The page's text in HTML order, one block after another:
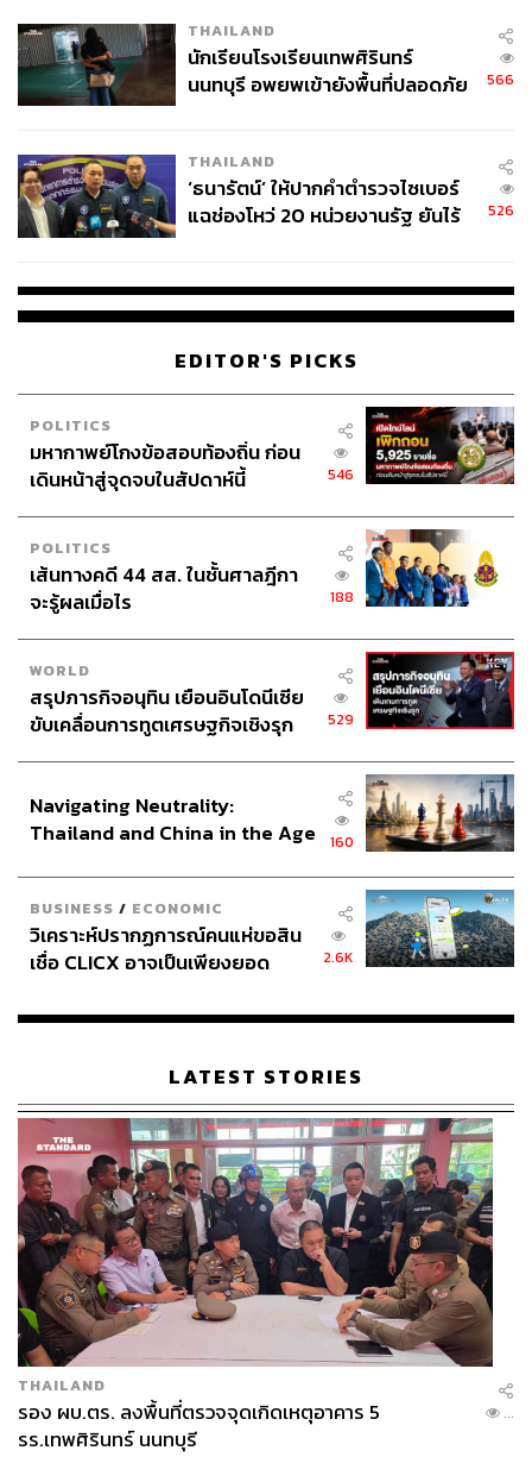
โดยตรง
โดยหากมีความจำเป็นต้องเปิดตลาดในบางส่วน มองว่า
ช่วยเหลือกลุ่มเกษตรกรและผู้ประกอบการปศุสัตว์ที่ได้รับผลก
ระทบจากการแข่งขันที่เพิ่มขึ้น การเยียวยาอาจอยู่ในรูปของ
การสนับสนุนให้ปรับตัว เพิ่มขีดความสามารถในการแข่งขัน
หรือเปลี่ยนไปผลิตสินค้าอื่นที่ตลาดมีความต้องการ การ
อาจมีบางส่วนที่ต้องยอมเสียไป เพื่อให้ภาพรวมเศรษฐกิจเดิน
หน้าได้ และเมื่อเศรษฐกิจโดยรวมเติบโต ก็จะมีรายได้กลับมา
เพื่อใช้ในการเยียวยาผู้ที่ได้รับผลกระทบ
ดร.กอบศักดิ์ ยังให้ข้อคิดว่า การเปิดให้มีการแข่งขันอาจ
ไม่ใช่เรื่องเลวร้ายเสมอไป โดยยกตัวอย่างกรณีของจีนที่เคย
ปกป้องอุตสาหกรรม EV ของตนเอง แต่เมื่อเปิดให้ Tesla เข้า
อย่างรวดเร็ว ดังนั้น การพิจารณาเปิดตลาดในบางสินค้าที่
ไทยอาจไม่ได้มีความได้เปรียบในการผลิต หรือสินค้าที่ไทย
ต้องนำเข้าอยู่แล้ว อาจเป็นประโยชน์ต่อผู้บริโภคในประเทศ
ด้วยการเข้าถึงสินค้าที่ราคาถูกลง ขณะเดียวกัน ก็ต้องมีการ
พิจารณาอย่างรอบคอบถึงผลกระทบต่อภาคส่วนที่อ่อนไหว
พร้อมทั้งเสนอว่าประเทศไทยมีทางเลือกไม่มากนัก หนึ่งใน
นั้นคือการยอมรับสภาพที่ 36% หรือการกลับไปเจรจาเพื่อขอ
อัตราภาษีที่ดีขึ้น โดยชี้ว่าอัตรา 25% เป็นจุดที่ภาคเอกชนไทย
พอจะรับได้ หากแตกต่างกับคู่แข่งไม่เกิน 5% แต่หากต่างถึง
10-16% จะเป็นเรื่องยากและกระทบต่อความสามารถในการ
แข่งขันอย่างมาก
ทั้งประเด็นสำคัญคือการที่เวียดนามสามารถลดภาษีจาก
46% เหลือ 20% ได้ แสดงให้เห็นว่าการเจรจาเป็นไปได้ แต่
ต้องแลกกับการที่เวียดนามเปิดให้สหรัฐฯ เข้าถึงตลาดได้อย่าง
ประเทศไทยจะสามารถให้ข้อเสนอแบบเดียวกับเวียดนามได้
ไม่ได้ผลิตเอง เช่น อิเล็กทรอนิกส์บางประเภท หรือยานยนต์
บางชนิด เพื่อแลกกับการได้ภาษีที่ลดลง
อย่างไรก็ดี หากการเจรจาไม่เป็นผล และไทยต้องแบกรับภาษี
36% ประเมินว่าสัดส่วนการส่งออกของไทยไปสหรัฐฯ อาจ
หายไปถึงครึ่งหนึ่ง เหลือเพียงประมาณ 10% ของการส่งออก
ทั้งหมด แม้ไทยจะเสียเปรียบกับคู่แข่งอย่างเวียดนาม และอาจ
กระทบต่อ FDI ในอนาคต แต่ก็ชี้ว่าไทยควรเร่งหาตลาดส่ง
ออกใหม่ ๆ เช่น อินเดีย จีน อาเซียน และกลุ่มตะวันออกกลาง
ที่กำลังเติบโต เพื่อลดการพึ่งพิงตลาดสหรัฐฯ
KKP ประเมินไทยโดนภาษี 36% กระทบ GDP 0.5%
THAILAND
นักเรียนโรงเรียนเทพศิรินทร์
นนทบุรี อพยพเข้ายังพื้นที่ปลอดภัย
566
THAILAND
‘ธนารัตน์’ ให้ปากคำตำรวจไซเบอร์
แฉช่องโหว่ 20 หน่วยงานรัฐ ยันไร้
526
EDITOR'S PICKS
POLITICS
มหากาพย์โกงข้อสอบท้องถิ่น ก่อน
เดินหน้าสู่จุดจบในสัปดาห์นี้
546
POLITICS
เส้นทางคดี 44 สส. ในชั้นศาลฎีกา
จะรู้ผลเมื่อไร
188
WORLD
สรุปภารกิจอนุทิน เยือนอินโดนีเซีย
ขับเคลื่อนการทูตเศรษฐกิจเชิงรุก
529
Navigating Neutrality:
Thailand and China in the Age
160
BUSINESS / ECONOMIC
วิเคราะห์ปรากฏการณ์คนแห่ขอสิน
เชื่อ CLICX อาจเป็นเพียงยอด
เรือนไทยที่ถูกซุกไว้
2.6K
LATEST STORIES
THAILAND
รอง ผบ.ตร. ลงพื้นที่ตรวจจุดเกิดเหตุอาคาร 5
รร.เทพศิรินทร์ นนทบุรี
...